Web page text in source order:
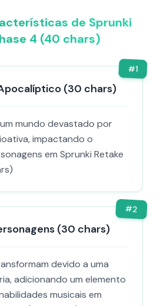
de Sprunki
4 (40 chars)
#1
(30 chars)
mundo devastado por
impactando o
em Sprunki Retake
#2
(30 chars)
devido a uma
adicionando um elemento
musicais em